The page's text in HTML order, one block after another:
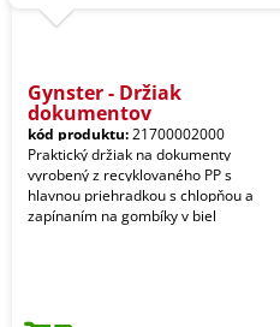
Gynster - Držiak
dokumentov
kód produktu:21700002000
Praktický držiak na dokumenty
vyrobený z recyklovaného PP s
hlavnou priehradkou s chlopňou a
zapínaním na gombíky v biel